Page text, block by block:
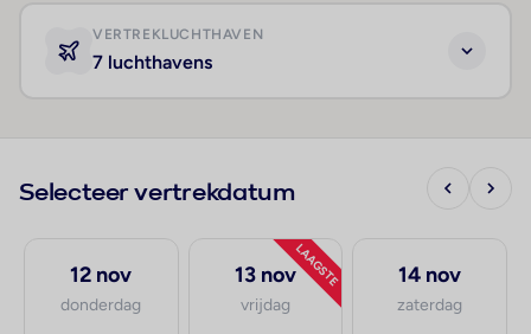
VERTREKLUCHTHAVEN
7 luchthavens
Selecteer vertrekdatum
12 nov
donderdag
LAAGSTE
13 nov
vrijdag
14 nov
zaterdag